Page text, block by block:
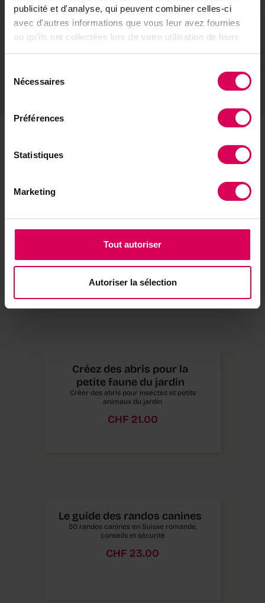
publicité et d'analyse, qui peuvent combiner celles-ci
avec d'autres informations que vous leur avez fournies
ou qu'ils ont collectées lors de votre utilisation de leurs
services.
Nécessaires
Préférences
Statistiques
Marketing
Tout autoriser
Autoriser la sélection
12 huiles essentielles pour
12 huiles essentielles pour prendre soin de
Créez des abris pour la
petite faune du jardin
Créer des abris pour insectes et petits
animaux du jardin
CHF 21.00
Le guide des randos canines
50 randos canines en Suisse romande,
conseils et sécurité
CHF 23.00